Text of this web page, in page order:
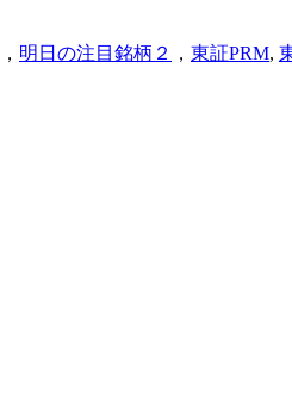
， 明日の注目銘柄２ ， 東証PRM,